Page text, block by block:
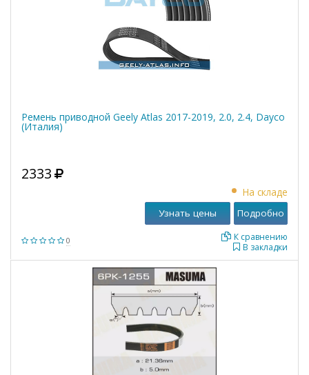
Ремень приводной Geely Atlas 2017-2019, 2.0, 2.4, Dayco
(Италия)
0
2333
На складе
В закладки
К сравнению
Узнать цены Подробно